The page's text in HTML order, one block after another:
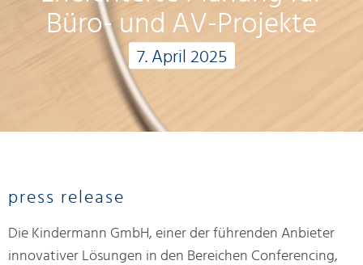
Büro- und AV-Projekte
7. April 2025
press release
Die Kindermann GmbH, einer der führenden Anbieter
innovativer Lösungen in den Bereichen Conferencing,